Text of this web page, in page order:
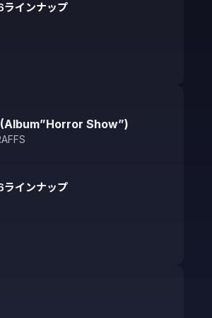
インナップ
Show”)
インナップ